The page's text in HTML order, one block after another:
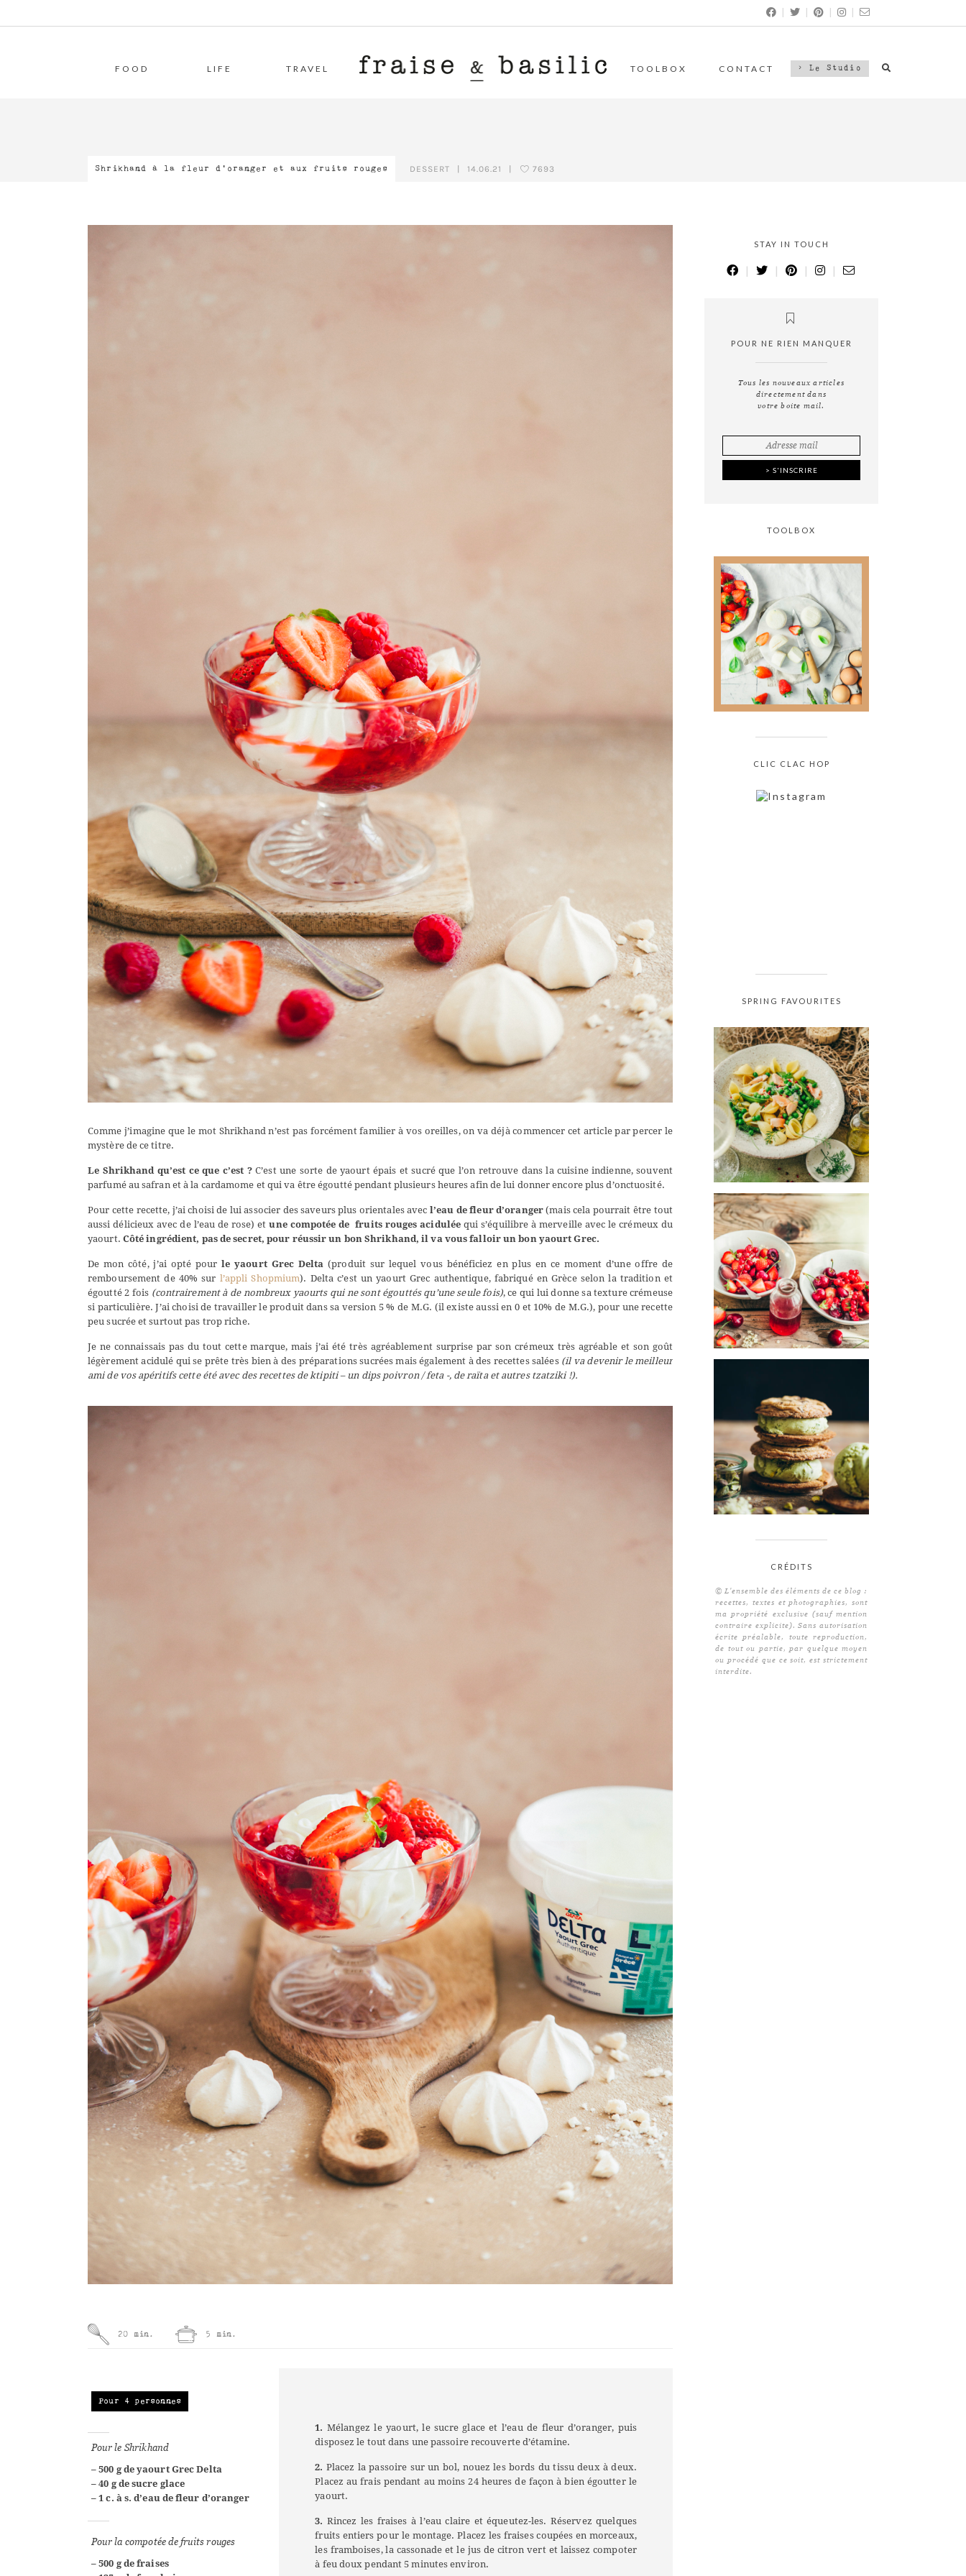
| | | |
FOOD LIFE TRAVEL TOOLBOX CONTACT > Le Studio
Shrikhand à la fleur d’oranger et aux fruits rouges DESSERT 14.06.21 7693
Comme j’imagine que le mot Shrikhand n’est pas forcément familier à vos oreilles, on va déjà commencer cet article par percer le
mystère de ce titre.
Le Shrikhand qu’est ce que c’est ?C’est une sorte de yaourt épais et sucré que l’on retrouve dans la cuisine indienne, souvent
parfumé au safran et à la cardamome et qui va être égoutté pendant plusieurs heures afin de lui donner encore plus d’onctuosité.
Pour cette recette, j’ai choisi de lui associer des saveurs plus orientales avec l’eau de fleur d’oranger(mais cela pourrait être tout
aussi délicieux avec de l’eau de rose) etune compotée de fruits rouges acidulée qui s’équilibre à merveille avec le crémeux du
yaourt. Côté ingrédient, pas de secret, pour réussir un bon Shrikhand, il va vous falloir un bon yaourt Grec.
De mon côté, j’ai opté pour le yaourt Grec Delta (produit sur lequel vous bénéficiez en plus en ce moment d’une offre de
remboursement de 40% sur l’appli Shopmium). Delta c’est un yaourt Grec authentique, fabriqué en Grèce selon la tradition et
égoutté 2 fois (contrairement à de nombreux yaourts qui ne sont égouttés qu’une seule fois), ce qui lui donne sa texture crémeuse
si particulière. J’ai choisi de travailler le produit dans sa version 5 % de M.G. (il existe aussi en 0 et 10% de M.G.), pour une recette
peu sucrée et surtout pas trop riche.
Je ne connaissais pas du tout cette marque, mais j’ai été très agréablement surprise par son crémeux très agréable et son goût
légèrement acidulé qui se prête très bien à des préparations sucrées mais également à des recettes salées (il va devenir le meilleur
ami de vos apéritifs cette été avec des recettes de ktipiti – un dips poivron / feta -, deraïtaet autres tzatziki !).
20 min. 5 min.
Pour 4 personnes
Pour le Shrikhand
– 500 g de yaourt Grec Delta
– 40 g de sucre glace
– 1 c. à s. d’eau de fleur d’oranger
Pour la compotée de fruits rouges
– 500 gdefraises
1. Mélangez le yaourt, le sucre glace et l’eau de fleur d’oranger, puis
disposez le tout dans une passoire recouverte d’étamine.
2. Placez la passoire sur un bol, nouez les bords du tissu deux à deux.
Placez au frais pendant au moins 24 heures de façon à bien égoutter le
yaourt.
3. Rincez les fraises à l’eau claire et équeutez-les. Réservez quelques
fruits entiers pour le montage. Placez les fraises coupées en morceaux,
les framboises, la cassonade et le jus de citron vert et laissez compoter
à feu doux pendant 5 minutes environ.
STAY IN TOUCH
| | | |
POUR NE RIEN MANQUER
Tous les nouveaux articles
directement dans
votre boite mail.
TOOLBOX
Tout ce que vous avez
toujours voulu savoir
sur
la photographie
culinaire sans jamais
oser le demander !
CLIC CLAC HOP
SPRING FAVOURITES
CRÉDITS
© L'ensemble des éléments de ce blog :
recettes, textes et photographies, sont
ma propriété exclusive (sauf mention
contraire explicite). Sans autorisation
écrite préalable, toute reproduction,
de tout ou partie, par quelque moyen
ou procédé que ce soit, est strictement
interdite.